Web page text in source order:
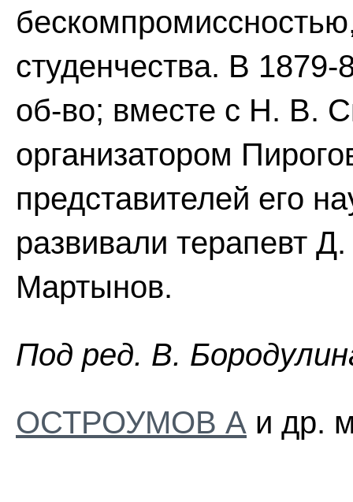
студенчества. В
об-во; вместе с Н. В.
организатором
представителей его
развивали терапевт
Мартынов.
Пoд peд. B.
ОСТРОУМОВ А и др.